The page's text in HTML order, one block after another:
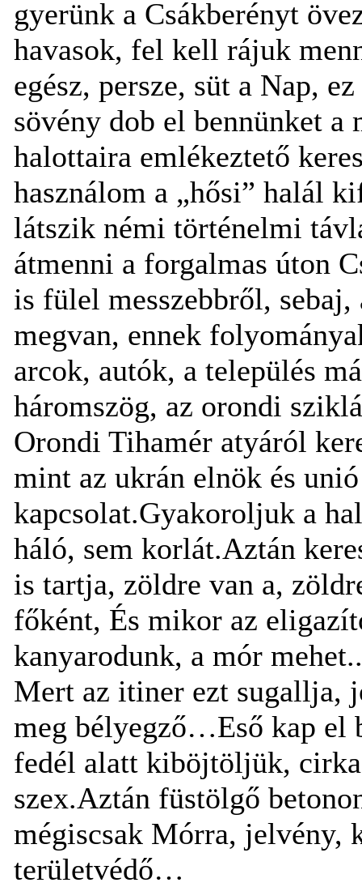
gyerünk a Csákberényt
havasok, fel kell rájuk
egész, persze, süt a Nap,
sövény dob el bennünket a
halottaira emlékeztető
használom a „hősi” halál
látszik némi történelmi
átmenni a forgalmas úton
is fülel messzebbről,
megvan, ennek
arcok, autók, a település
háromszög, az orondi
Orondi Tihamér atyáról
mint az ukrán elnök és
kapcsolat.Gyakoroljuk a
háló, sem korlát.Aztán
is tartja, zöldre van a,
főként, És mikor az
kanyarodunk, a mór
Mert az itiner ezt sugallja,
meg bélyegző…Eső kap el
fedél alatt kiböjtöljük,
szex.Aztán füstölgő
mégiscsak Mórra, jelvény,
területvédő…